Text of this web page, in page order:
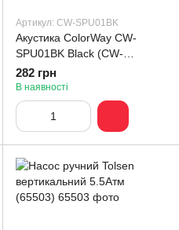
Артикул: CW-SPU01BK
Акустика ColorWay CW-
SPU01BK Black (CW-
SPU01BK)
282 грн
В наявності